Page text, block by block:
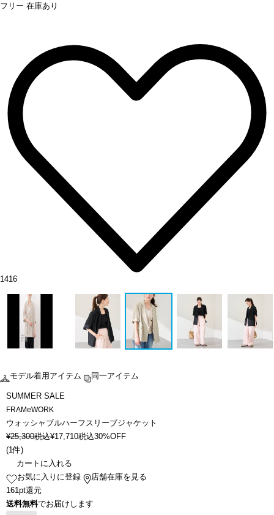
フリー 在庫あり
1416
モデル着用アイテム 同一アイテム
SUMMER SALE
FRAMeWORK
ウォッシャブルハーフスリーブジャケット
¥25,300税込¥17,710税込30%OFF
(1件)
カートに入れる
お気に入りに登録
店舗在庫を見る
161pt還元
送料無料でお届けします